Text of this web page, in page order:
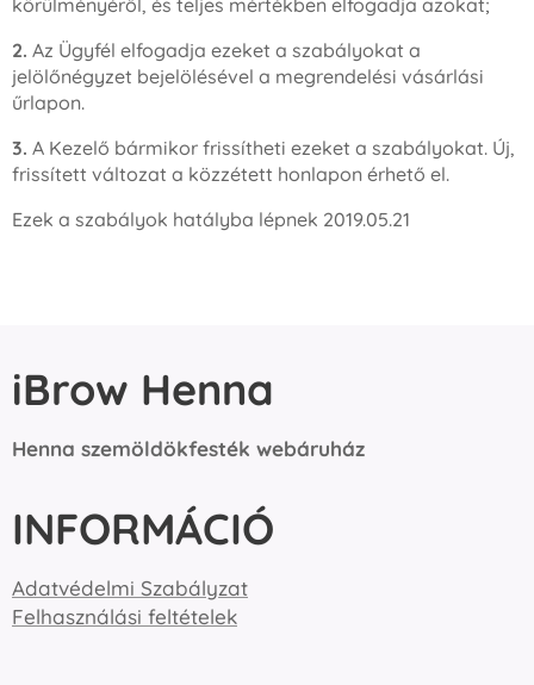
körülményéről, és teljes mértékben elfogadja azokat;
2. Az Ügyfél elfogadja ezeket a szabályokat a
jelölőnégyzet bejelölésével a megrendelési vásárlási
űrlapon.
3. A Kezelő bármikor frissítheti ezeket a szabályokat. Új,
frissített változat a közzétett honlapon érhető el.
Ezek a szabályok hatályba lépnek 2019.05.21
iBrow Henna
Henna szemöldökfesték webáruház
INFORMÁCIÓ
Adatvédelmi Szabályzat
Felhasználási feltételek